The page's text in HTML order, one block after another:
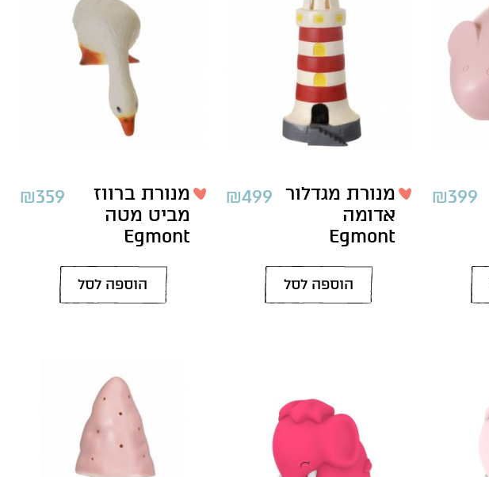
₪399
מנורת מגדלור
אדומה
Egmont
₪499
הוספה לסל
מנורת ברווז
מביט מטה
Egmont
₪359
הוספה לסל